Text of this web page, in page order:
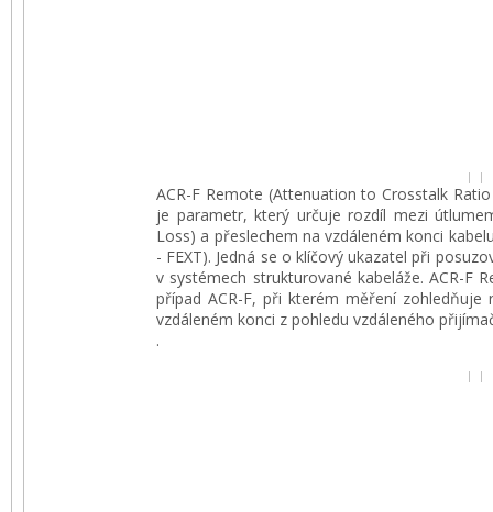
ACR-F Remote (Attenuation to Crosstalk
je parametr, který určuje rozdíl mezi
Loss) a přeslechem na vzdáleném konci
- FEXT). Jedná se o klíčový ukazatel při
v systémech strukturované kabeláže. ACR-F
případ ACR-F, při kterém měření zohledňuje
vzdáleném konci z pohledu vzdáleného
.